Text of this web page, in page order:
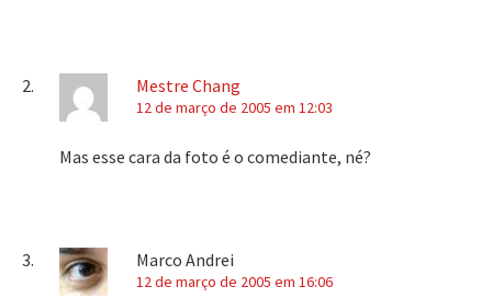
Mestre Chang
12 de março de 2005 em 12:03
Mas esse cara da foto é o comediante, né?
Marco Andrei
12 de março de 2005 em 16:06